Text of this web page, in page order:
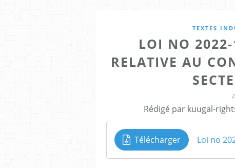
TEXTES
LOI NO
RELATIVE AU
Rédigé par kuugal-
Télécharger